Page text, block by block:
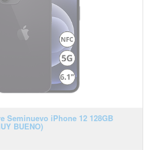
Seminuevo iPhone 12 128GB
BUENO)